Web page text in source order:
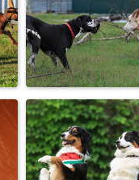
Красивые
направо,
налево ԅ...